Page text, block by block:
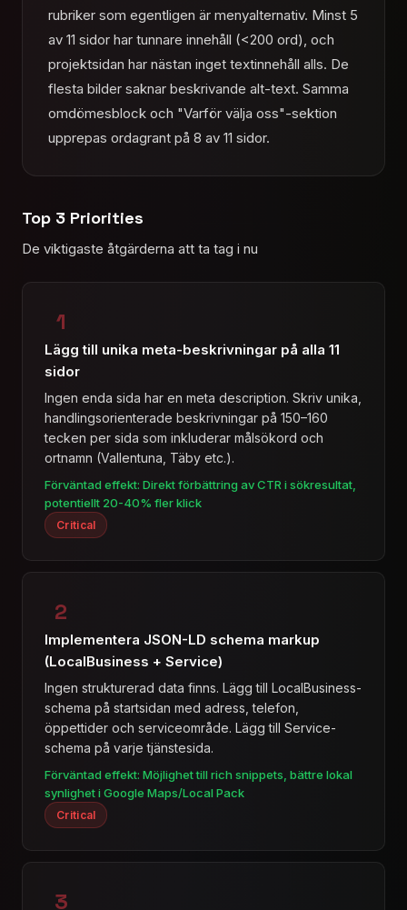
rubriker som egentligen är menyalternativ. Minst 5
av 11 sidor har tunnare innehåll (<200 ord), och
projektsidan har nästan inget textinnehåll alls. De
flesta bilder saknar beskrivande alt-text. Samma
omdömesblock och "Varför välja oss"-sektion
upprepas ordagrant på 8 av 11 sidor.
Top 3 Priorities
De viktigaste åtgärderna att ta tag i nu
1
Lägg till unika meta-beskrivningar på alla 11
sidor
Ingen enda sida har en meta description. Skriv unika,
handlingsorienterade beskrivningar på 150–160
tecken per sida som inkluderar målsökord och
ortnamn (Vallentuna, Täby etc.).
Förväntad effekt: Direkt förbättring av CTR i sökresultat,
potentiellt 20-40% fler klick
Critical
2
Implementera JSON-LD schema markup
(LocalBusiness + Service)
Ingen strukturerad data finns. Lägg till LocalBusiness-
schema på startsidan med adress, telefon,
öppettider och serviceområde. Lägg till Service-
schema på varje tjänstesida.
Förväntad effekt: Möjlighet till rich snippets, bättre lokal
synlighet i Google Maps/Local Pack
Critical
3